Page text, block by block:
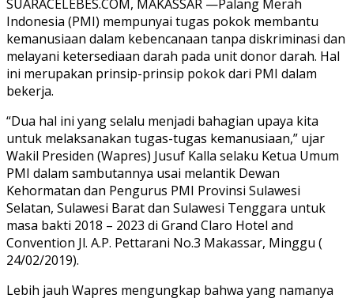
SUARACELEBES.COM, MAKASSAR —Palang Merah
Indonesia (PMI) mempunyai tugas pokok membantu
kemanusiaan dalam kebencanaan tanpa diskriminasi dan
melayani ketersediaan darah pada unit donor darah. Hal
ini merupakan prinsip-prinsip pokok dari PMI dalam
bekerja.
“Dua hal ini yang selalu menjadi bahagian upaya kita
untuk melaksanakan tugas-tugas kemanusiaan,” ujar
Wakil Presiden (Wapres) Jusuf Kalla selaku Ketua Umum
PMI dalam sambutannya usai melantik Dewan
Kehormatan dan Pengurus PMI Provinsi Sulawesi
Selatan, Sulawesi Barat dan Sulawesi Tenggara untuk
masa bakti 2018 – 2023 di Grand Claro Hotel and
Convention Jl. A.P. Pettarani No.3 Makassar, Minggu (
24/02/2019).
Lebih jauh Wapres mengungkap bahwa yang namanya